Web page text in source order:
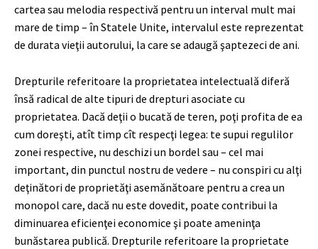
cartea sau melodia respectivă pentru un interval mult mai
mare de timp – în Statele Unite, intervalul este reprezentat
de durata vieţii autorului, la care se adaugă şaptezeci de ani.
Drepturile referitoare la proprietatea intelectuală diferă
însă radical de alte tipuri de drepturi asociate cu
proprietatea. Dacă deţii o bucată de teren, poţi profita de ea
cum doreşti, atît timp cît respecţi legea: te supui regulilor
zonei respective, nu deschizi un bordel sau – cel mai
important, din punctul nostru de vedere – nu conspiri cu alţi
deţinători de proprietăţi asemănătoare pentru a crea un
monopol care, dacă nu este dovedit, poate contribui la
diminuarea eficienţei economice şi poate ameninţa
bunăstarea publică. Drepturile referitoare la proprietate